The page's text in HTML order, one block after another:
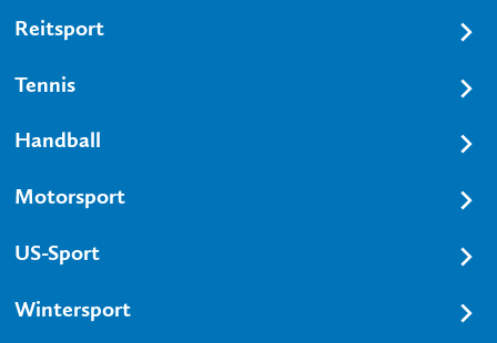
Reitsport
Tennis
Handball
Motorsport
US-Sport
Wintersport